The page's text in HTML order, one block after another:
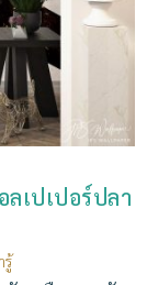
เปเปอร์ปลา
รู้